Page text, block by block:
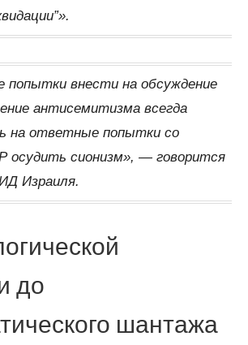
попытки внести на обсуждение
антисемитизма всегда
на ответные попытки со
осудить сионизм», — говорится
Израиля.
до
шантажа